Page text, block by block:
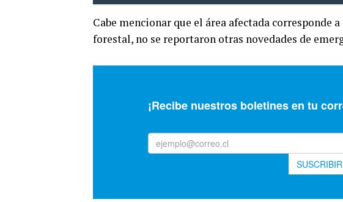
Cabe mencionar que el área afectada corresponde
forestal, no se reportaron otras novedades de